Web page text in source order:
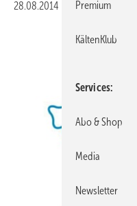
28.08.2014 Druckvorschau
Premium
KältenKlub
Services
Abo & Shop
Media
Newsletter